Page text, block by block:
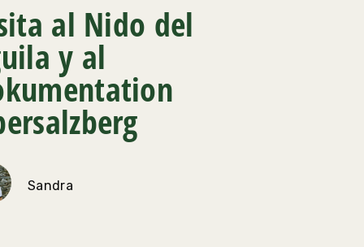
al Nido del
y al
Sandra